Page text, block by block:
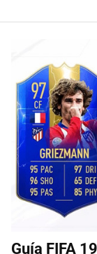
Guía FIFA